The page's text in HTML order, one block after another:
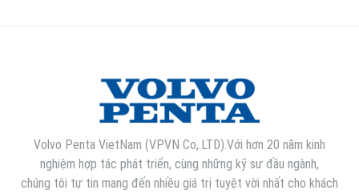
Volvo Penta VietNam (VPVN Co,.LTD).Với hơn 20 năm kinh
nghiệm hợp tác phát triển, cùng những kỹ sư đầu ngành,
chúng tôi tự tin mang đến nhiều giá trị tuyệt vời nhất cho khách